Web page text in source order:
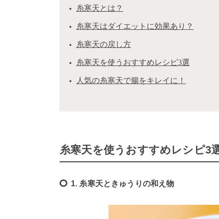
糸寒天とは？
糸寒天はダイエットに効果あり？
糸寒天の戻し方
糸寒天を使うおすすめレシピ3選
人気の糸寒天で腸をキレイに！
糸寒天を使うおすすめレシピ3
1. 糸寒天ときゅうりの和え物